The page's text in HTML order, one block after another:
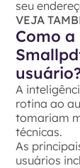
seu
VEJA
Como
A
rotina ao
tomariam
técnicas.
As
usuários